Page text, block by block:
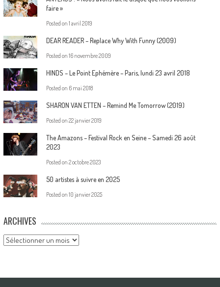
faire »
Posted on 1 avril 2019
DEAR READER – Replace Why With Funny (2009)
Posted on 16 novembre 2009
HINDS – Le Point Ephémère – Paris, lundi 23 avril 2018
Posted on 6 mai 2018
SHARON VAN ETTEN – Remind Me Tomorrow (2019)
Posted on 22 janvier 2019
The Amazons – Festival Rock en Seine – Samedi 26 août
2023
Posted on 2 octobre 2023
50 artistes à suivre en 2025
Posted on 10 janvier 2025
ARCHIVES
Archives